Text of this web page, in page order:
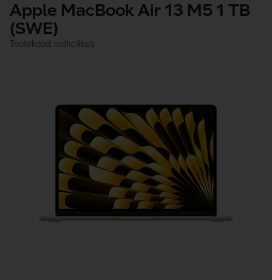
Apple MacBook Air 13 M5 1 TB
(SWE)
Tootekood: mdhc4ks/a